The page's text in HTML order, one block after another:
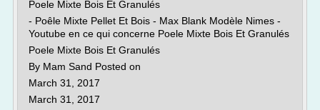
Poele Mixte Bois Et Granulés
- Poêle Mixte Pellet Et Bois - Max Blank Modèle Nimes -
Youtube en ce qui concerne Poele Mixte Bois Et Granulés
Poele Mixte Bois Et Granulés
By Mam Sand Posted on
March 31, 2017
March 31, 2017